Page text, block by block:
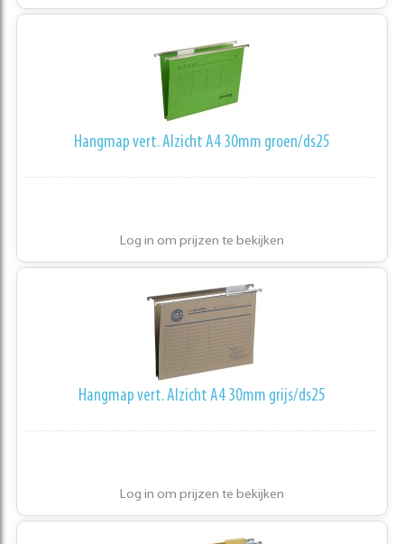
Hangmap vert. Alzicht A4 30mm groen/ds25
Log in om prijzen te bekijken
Hangmap vert. Alzicht A4 30mm grijs/ds25
Log in om prijzen te bekijken